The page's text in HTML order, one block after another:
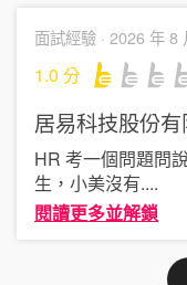
面試經驗 · 2026 年 8
1.0 分
居易科技股份有
HR 考一個問題問
生，小美沒有....
閱讀更多並解鎖